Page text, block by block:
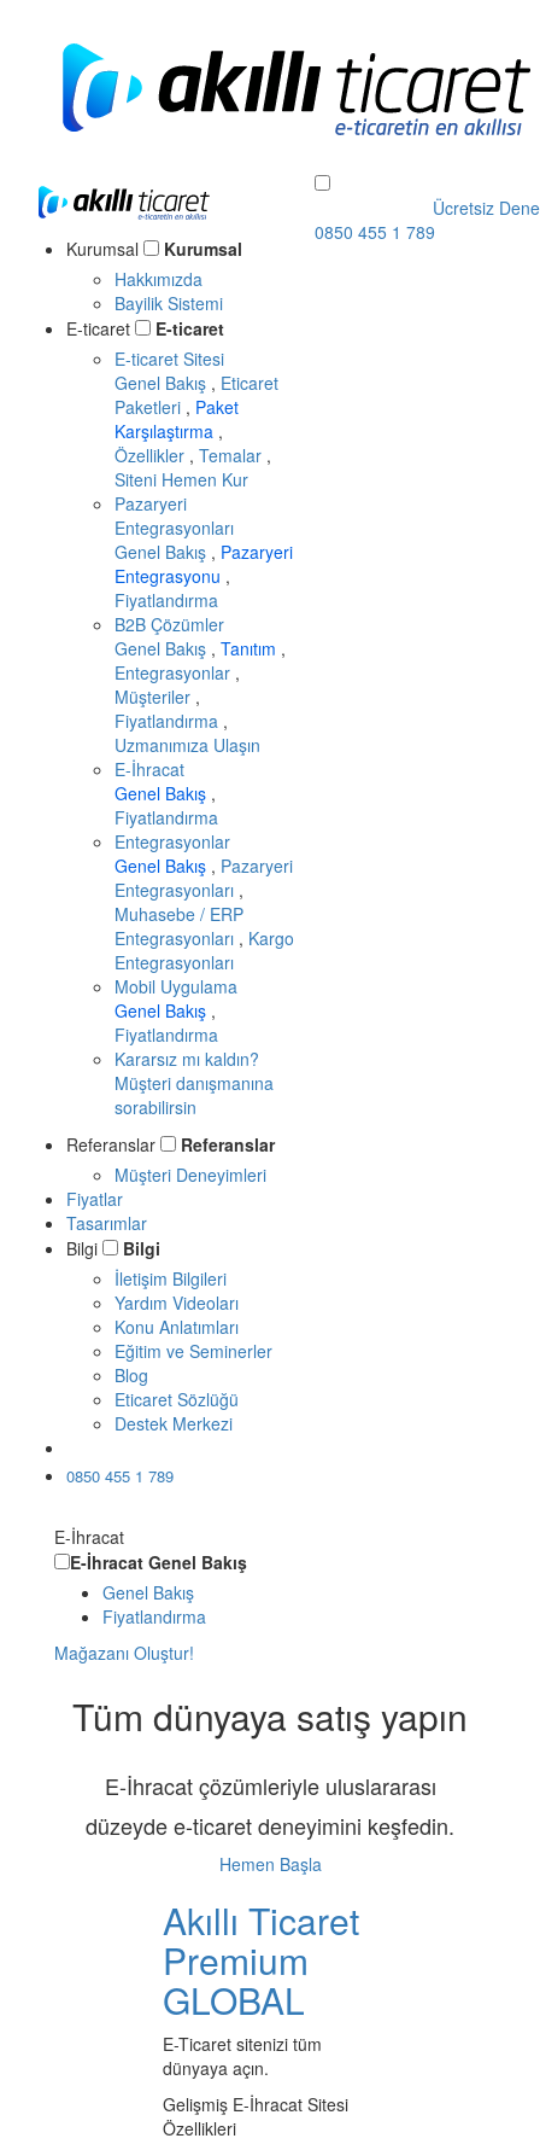
Kurumsal
Kurumsal
Hakkımızda
Bayilik Sistemi
E-ticaret
E-ticaret
E-ticaret Sitesi
Genel Bakış , Eticaret
Paketleri , Paket
Karşılaştırma ,
Özellikler , Temalar ,
Siteni Hemen Kur
Pazaryeri
Entegrasyonları
Genel Bakış , Pazaryeri
Entegrasyonu ,
Fiyatlandırma
B2B Çözümler
Genel Bakış , Tanıtım ,
Entegrasyonlar ,
Müşteriler ,
Fiyatlandırma ,
Uzmanımıza Ulaşın
E-İhracat
Genel Bakış ,
Fiyatlandırma
Entegrasyonlar
Genel Bakış , Pazaryeri
Entegrasyonları ,
Muhasebe / ERP
Entegrasyonları , Kargo
Entegrasyonları
Mobil Uygulama
Genel Bakış ,
Fiyatlandırma
Kararsız mı kaldın?
Müşteri danışmanına
sorabilirsin
Referanslar
Referanslar
Müşteri Deneyimleri
Fiyatlar
Tasarımlar
Bilgi
Bilgi
İletişim Bilgileri
Yardım Videoları
Konu Anlatımları
Eğitim ve Seminerler
Blog
Eticaret Sözlüğü
Destek Merkezi
0850 455 1 789
Ücretsiz Dene
0850 455 1 789
E-İhracat
E-İhracat Genel Bakış
Genel Bakış
Fiyatlandırma
Mağazanı Oluştur!
Tüm dünyaya satış yapın
E-İhracat çözümleriyle uluslararası
düzeyde e-ticaret deneyimini keşfedin.
Hemen Başla
Akıllı Ticaret
Premium
GLOBAL
E-Ticaret sitenizi tüm
dünyaya açın.
Gelişmiş E-İhracat Sitesi
Özellikleri